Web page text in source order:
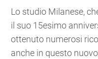
Lo studio Milanese,
il suo 15esimo
ottenuto numerosi
anche in questo